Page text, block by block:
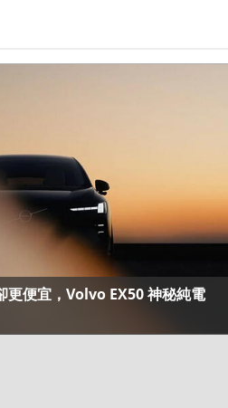
更便宜，Volvo EX50 神秘純電